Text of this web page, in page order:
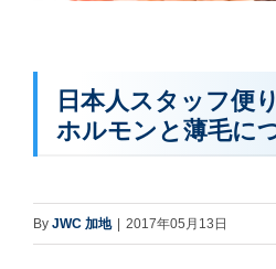
日本人スタッフ便
ホルモンと薄毛に
By JWC 加地 2017年05月13日